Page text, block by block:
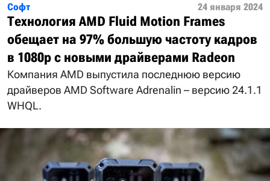
Софт 24 января 2024
Технология AMD Fluid Motion Frames
обещает на 97% большую частоту кадров
в 1080p с новыми драйверами Radeon
Компания AMD выпустила последнюю версию
драйверов AMD Software Adrenalin – версию 24.1.1
WHQL.